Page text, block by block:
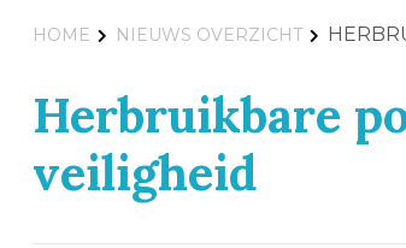
HOME NIEUWS OVERZICHT
Herbruikbare
veiligheid